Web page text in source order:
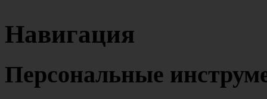
Навигация
Персональные